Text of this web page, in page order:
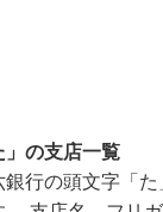
」の支店一覧
行の頭文字「